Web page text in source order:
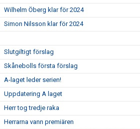
Wilhelm Öberg klar för 2024
Simon Nilsson klar för 2024
Slutgiltigt förslag
Skånebolls första förslag
A-laget leder serien!
Uppdatering A laget
Herr tog tredje raka
Herrarna vann premiären